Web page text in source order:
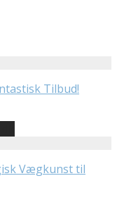
Tilbud!
Vægkunst til